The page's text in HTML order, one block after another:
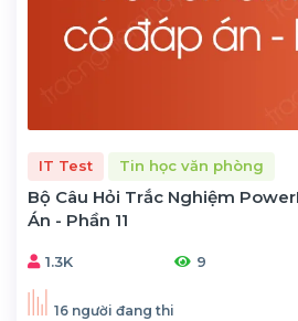
IT Test Tin học văn phòng
Bộ Câu Hỏi Trắc Nghiệm
Án - Phần 11
1.3K 9
16 người đang thi